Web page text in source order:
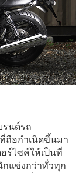
รนด์รถ
ถือกำเนิดขึ้นมา
ร์ไซค์ให้เป็นที่
กแข่งกว่าทั่วทุก